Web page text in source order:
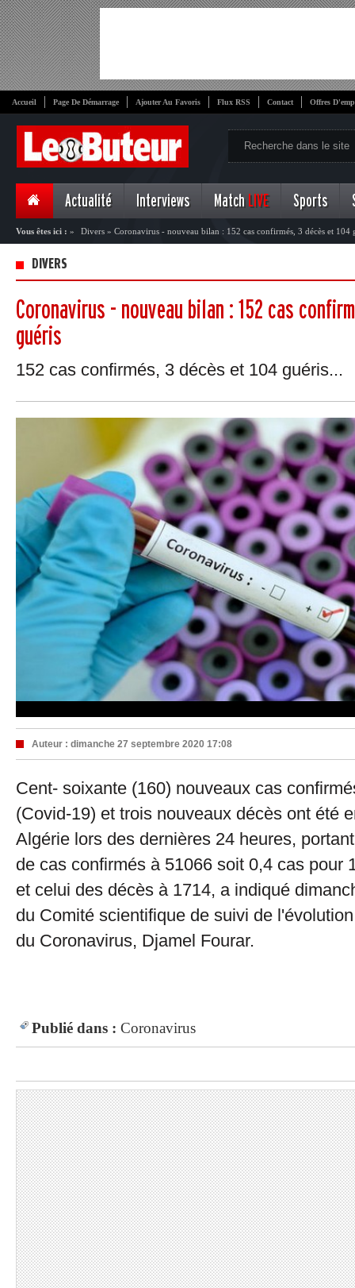
Accueil Page De Démarrage Ajouter Au Favoris Flux RSS Contact Offres
Actualité Interviews Match LIVE Sports
Vous êtes ici : » Divers » Coronavirus - nouveau bilan : 152 cas confirmés, 3 décès et 104
DIVERS
Coronavirus - nouveau bilan : 152 cas
guéris
152 cas confirmés, 3 décès et 104 guéris...
Auteur : dimanche 27 septembre 2020 17:08
Cent- soixante (160) nouveaux cas
(Covid-19) et trois nouveaux décès ont été
Algérie lors des dernières 24 heures,
de cas confirmés à 51066 soit 0,4 cas pour
et celui des décès à 1714, a indiqué
du Comité scientifique de suivi de
du Coronavirus, Djamel Fourar.
Publié dans : Coronavirus